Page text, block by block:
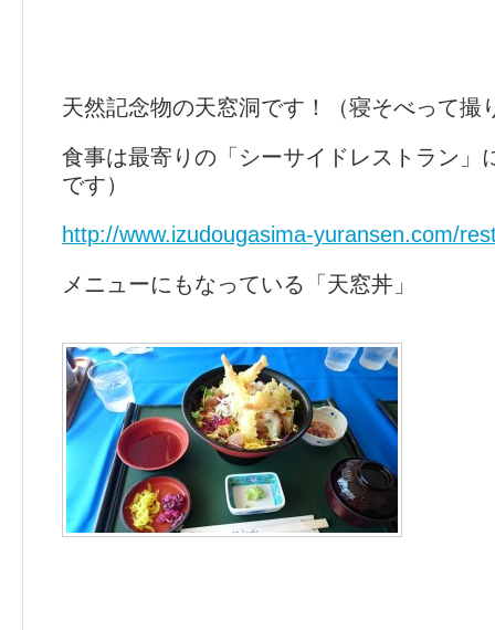
天然記念物の天窓洞です！（寝そべって撮
食事は最寄りの「シーサイドレストラン」
です）
http://www.izudougasima-yuransen.com/
メニューにもなっている「天窓丼」